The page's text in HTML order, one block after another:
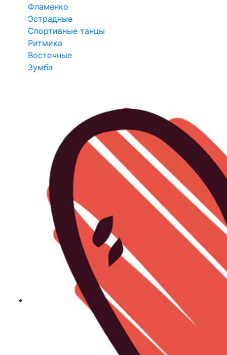
Фламенко
Эстрадные
Спортивные танцы
Ритмика
Восточные
Зумба